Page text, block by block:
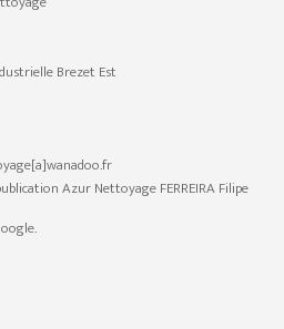
Brezet Est
Azur Nettoyage FERREIRA Filipe